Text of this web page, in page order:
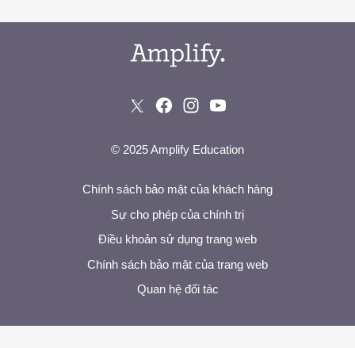
© 2025 Amplify Education
Chính sách bảo mật của khách hàng
Sự cho phép của chính trị
Điều khoản sử dụng trang web
Chính sách bảo mật của trang web
Quan hệ đối tác